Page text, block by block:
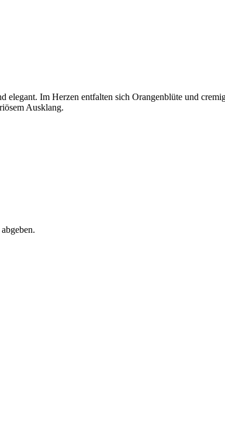
Im Herzen entfalten sich Orangenblüte und
Ausklang.